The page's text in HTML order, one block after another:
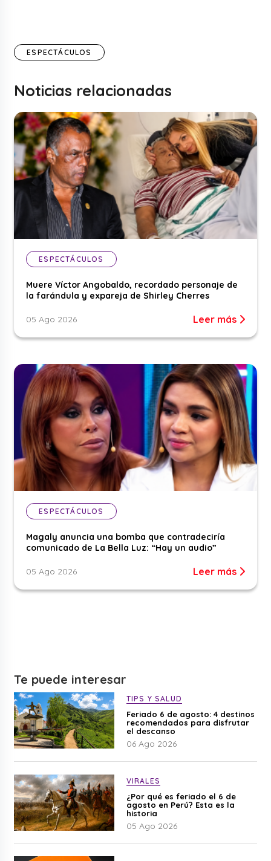
ESPECTÁCULOS
Noticias relacionadas
ESPECTÁCULOS
Muere Víctor Angobaldo, recordado personaje de
la farándula y expareja de Shirley Cherres
05 Ago 2026 Leer más
ESPECTÁCULOS
Magaly anuncia una bomba que contradeciría
comunicado de La Bella Luz: “Hay un audio”
05 Ago 2026 Leer más
Te puede interesar
TIPS Y SALUD
Feriado 6 de agosto: 4 destinos
recomendados para disfrutar
el descanso
06 Ago 2026
VIRALES
¿Por qué es feriado el 6 de
agosto en Perú? Esta es la
historia
05 Ago 2026